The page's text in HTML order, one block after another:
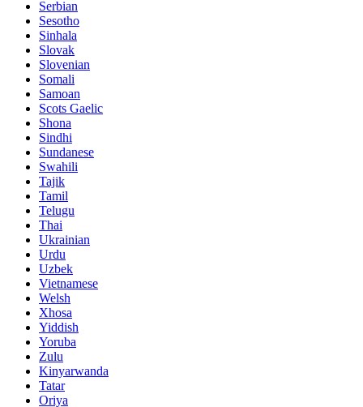
Serbian
Sesotho
Sinhala
Slovak
Slovenian
Somali
Samoan
Scots Gaelic
Shona
Sindhi
Sundanese
Swahili
Tajik
Tamil
Telugu
Thai
Ukrainian
Urdu
Uzbek
Vietnamese
Welsh
Xhosa
Yiddish
Yoruba
Zulu
Kinyarwanda
Tatar
Oriya